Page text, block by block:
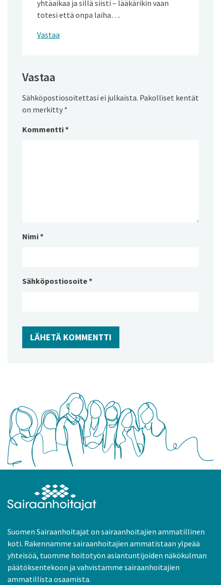
yhtäaikaa ja sillä siisti – lääkärikin vaan
totesi että onpa laiha….
Vastaa
Vastaa
Sähköpostiosoitettasi ei julkaista. Pakolliset kentät
on merkitty *
Kommentti*
Nimi*
Sähköpostiosoite*
Suomen Sairaanhoitajat on sairaanhoitajien ammatillinen
koti. Rakennamme sairaanhoitajien ammatistaan ylpeää
yhteisöä, tuomme hoitotyön asiantuntijoiden näkökulman
päätöksentekoon ja vahvistamme sairaanhoitajien
ammatillista osaamista.